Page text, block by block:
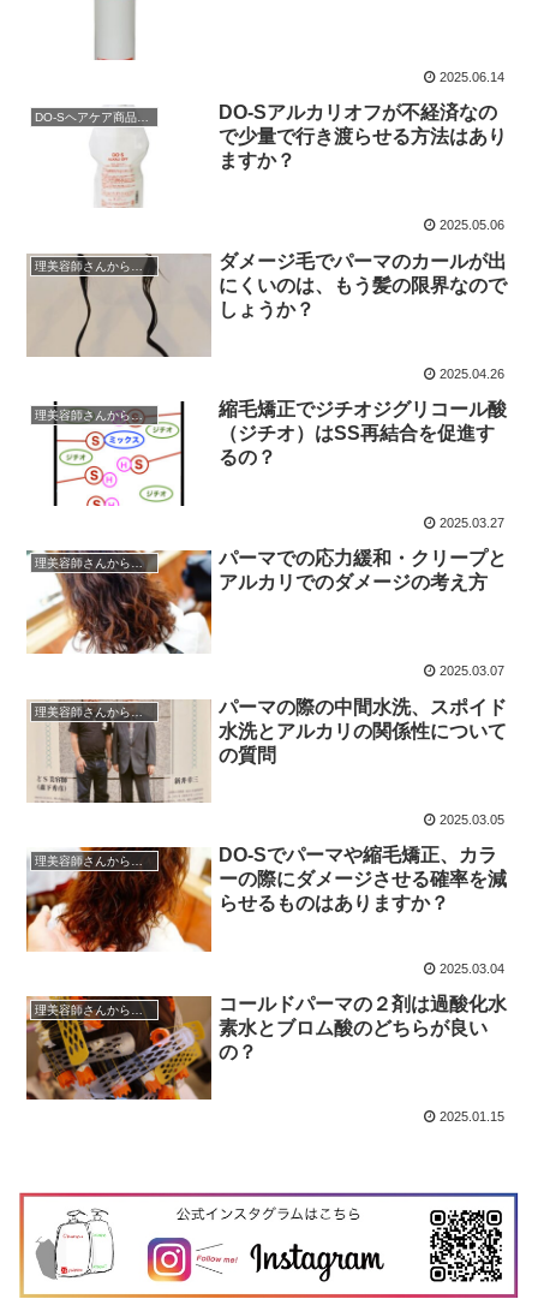
2025.06.14
DO-Sヘアケア商品説明
DO-Sアルカリオフが不経済なの
で少量で行き渡らせる方法はあり
ますか？
2025.05.06
ダメージ毛でパーマのカールが出
にくいのは、もう髪の限界なので
しょうか？
2025.04.26
理美容師さんからの質問
縮毛矯正でジチオジグリコール酸
（ジチオ）はSS再結合を促進す
るの？
2025.03.27
理美容師さんからの質問
パーマでの応力緩和・クリープと
アルカリでのダメージの考え方
2025.03.07
理美容師さんからの質問
パーマの際の中間水洗、スポイド
水洗とアルカリの関係性について
の質問
2025.03.05
DO-Sでパーマや縮毛矯正、カラ
ーの際にダメージさせる確率を減
らせるものはありますか？
2025.03.04
理美容師さんからの質問
コールドパーマの２剤は過酸化水
素水とブロム酸のどちらが良い
の？
2025.01.15